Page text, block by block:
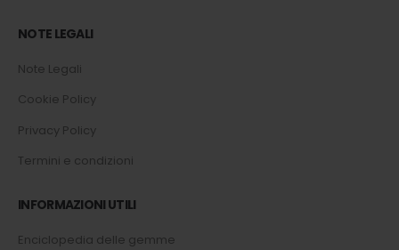
NOTE LEGALI
Note Legali
Cookie Policy
Privacy Policy
Termini e condizioni
INFORMAZIONI UTILI
Enciclopedia delle gemme